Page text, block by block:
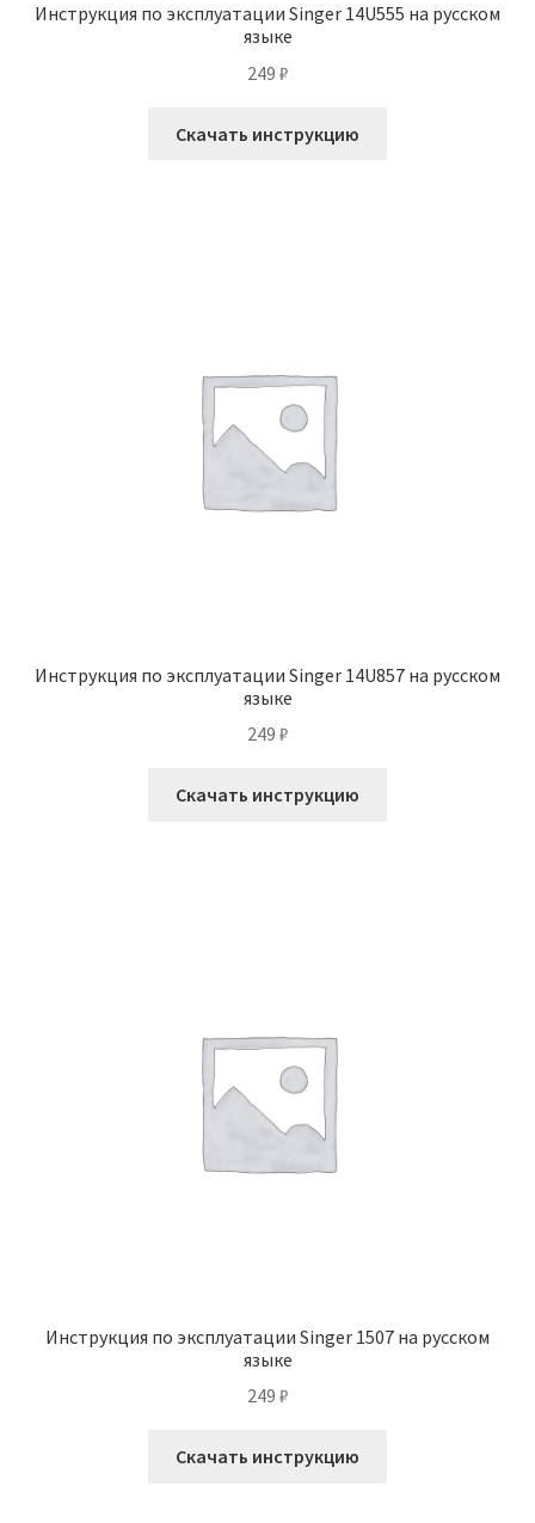
Инструкция по эксплуатации Singer 14U555 на русском
языке
249 ₽
Скачать инструкцию
Инструкция по эксплуатации Singer 14U857 на русском
языке
249 ₽
Скачать инструкцию
Инструкция по эксплуатации Singer 1507 на русском
языке
249 ₽
Скачать инструкцию